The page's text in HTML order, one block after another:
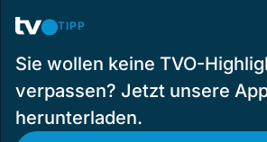
TIPP
Sie wollen keine TVO-
verpassen? Jetzt unsere
herunterladen.